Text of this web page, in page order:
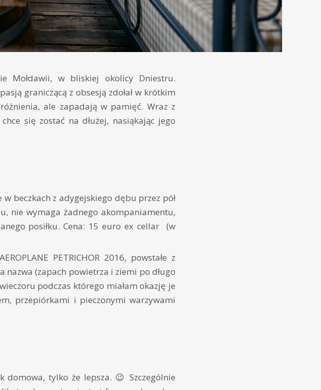
Mołdawii, w bliskiej okolicy Dniestru.
graniczącą z obsesją zdołał w krótkim
ale zapadają w pamięć. Wraz z
się zostać na dłużej, nasiąkając jego
w beczkach z adygejskiego dębu przez pół
nie wymaga żadnego akompaniamentu,
posiłku. Cena: 15 euro ex cellar (w
PETRICHOR 2016, powstałe z
nazwa (zapach powietrza i ziemi po długo
podczas którego miałam okazję je
przepiórkami i pieczonymi warzywami
domowa, tylko że lepsza. 😉 Szczególnie